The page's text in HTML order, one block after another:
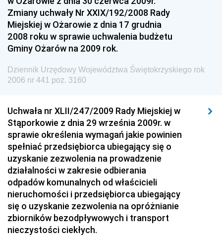
Dziennik Urzędowy Urzędu Ochrony Konkurencji i
Konsumentów
Dziennik Urzędowy Ministra Pracy i Polityki
Społecznej
Dziennik Urzędowy Urzędu Lotnictwa Cywilnego
Dziennik Urzędowy Ministerstwa Hutnictwa i
Przemysłu Maszynowego
Dziennik Urzędowy Ministerstwa Zdrowia i Opieki
Społecznej
Dziennik Urzędowy Ministerstwa Rolnictwa, Leśnictwa
i Gospodarki Żywnościowej
Dziennik Urzędowy Ministra Spraw Wewnętrznych
Dziennik Urzędowy Ministra Transportu, Budownictwa
i Gospodarki Morskiej
Zmiany uchwały Nr XXIX/192/2008 Rady
Miejskiej w Ożarowie z dnia 17 grudnia
2008 roku w sprawie uchwalenia budżetu
Gminy Ożarów na 2009 rok.
Dziennik Urzędowy Województwa Świętokrzyskiego rok
2006 nr 441 poz. 3160
Uchwała nr XLII/247/2009 Rady Miejskiej w
Stąporkowie z dnia 29 września 2009r. w
sprawie określenia wymagań jakie powinien
spełniać przedsiębiorca ubiegający się o
uzyskanie zezwolenia na prowadzenie
działalności w zakresie odbierania
odpadów komunalnych od właścicieli
nieruchomości i przedsiębiorca ubiegający
się o uzyskanie zezwolenia na opróżnianie
zbiorników bezodpływowych i transport
nieczystości ciekłych.